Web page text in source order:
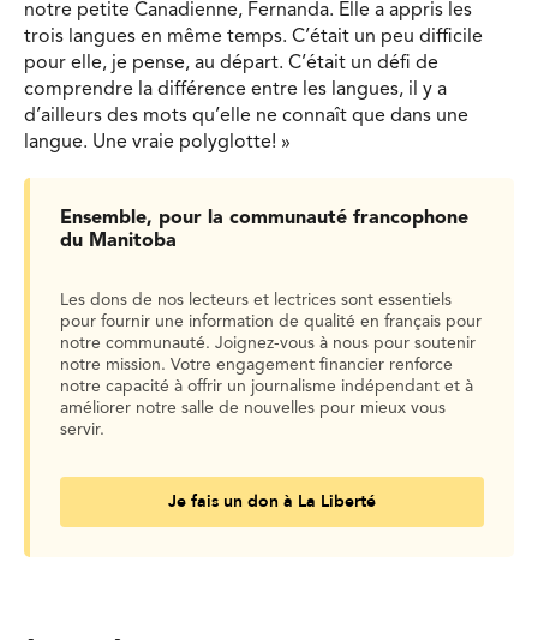
notre petite Canadienne, Fernanda. Elle a appris les
trois langues en même temps. C’était un peu difficile
pour elle, je pense, au départ. C’était un défi de
comprendre la différence entre les langues, il y a
d’ailleurs des mots qu’elle ne connaît que dans une
langue. Une vraie polyglotte! »
Ensemble, pour la communauté francophone
du Manitoba
Les dons de nos lecteurs et lectrices sont essentiels
pour fournir une information de qualité en français pour
notre communauté. Joignez-vous à nous pour soutenir
notre mission. Votre engagement financier renforce
notre capacité à offrir un journalisme indépendant et à
améliorer notre salle de nouvelles pour mieux vous
servir.
Je fais un don à La Liberté